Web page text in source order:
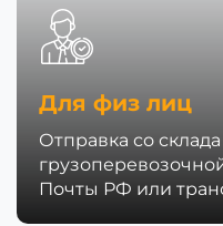
Для физ лиц
Отправка со
Почты РФ или